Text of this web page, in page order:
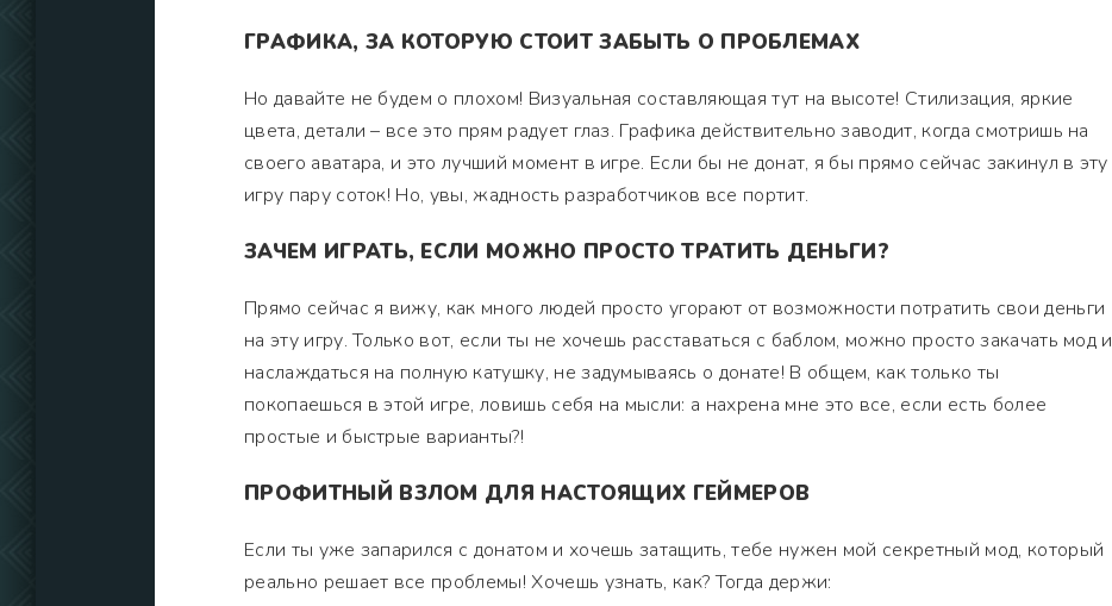
ГРАФИКА, ЗА КОТОРУЮ СТОИТ ЗАБЫТЬ О ПРОБЛЕМАХ
Но давайте не будем о плохом! Визуальная составляющая тут на высоте! Стилизация, яркие
цвета, детали – все это прям радует глаз. Графика действительно заводит, когда смотришь на
своего аватара, и это лучший момент в игре. Если бы не донат, я бы прямо сейчас закинул в эту
игру пару соток! Но, увы, жадность разработчиков все портит.
ЗАЧЕМ ИГРАТЬ, ЕСЛИ МОЖНО ПРОСТО ТРАТИТЬ ДЕНЬГИ?
Прямо сейчас я вижу, как много людей просто угорают от возможности потратить свои деньги
на эту игру. Только вот, если ты не хочешь расставаться с баблом, можно просто закачать мод и
наслаждаться на полную катушку, не задумываясь о донате! В общем, как только ты
покопаешься в этой игре, ловишь себя на мысли: а нахрена мне это все, если есть более
простые и быстрые варианты?!
ПРОФИТНЫЙ ВЗЛОМ ДЛЯ НАСТОЯЩИХ ГЕЙМЕРОВ
Если ты уже запарился с донатом и хочешь затащить, тебе нужен мой секретный мод, который
реально решает все проблемы! Хочешь узнать, как? Тогда держи: